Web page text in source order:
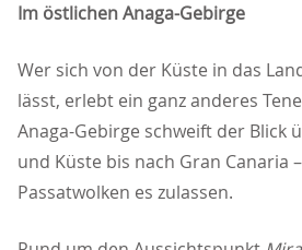
Im östlichen Anaga-Gebirge
Wer sich von der Küste in das
lässt, erlebt ein ganz anderes
Anaga-Gebirge schweift der Blick
und Küste bis nach Gran Canaria
Passatwolken es zulassen.